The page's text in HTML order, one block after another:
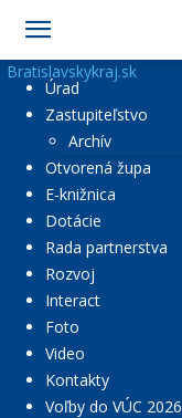
Bratislavskykraj.sk
Úrad
Zastupiteľstvo
Archív
Otvorená župa
E-knižnica
Dotácie
Rada partnerstva
Rozvoj
Interact
Foto
Video
Kontakty
Voľby do VÚC 2026